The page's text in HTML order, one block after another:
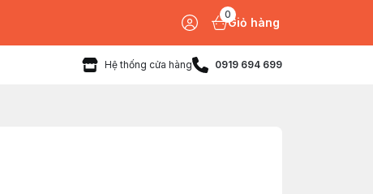
0
Giỏ hàng
Hệ thống cửa hàng 0919 694 699